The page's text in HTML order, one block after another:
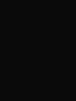
le code. C'est gratuit à